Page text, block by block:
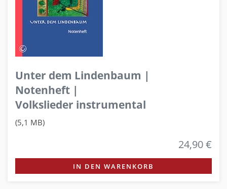
Unter dem Lindenbaum |
Notenheft |
Volkslieder instrumental
(5,1 MB)
24,90 €
IN DEN WARENKORB